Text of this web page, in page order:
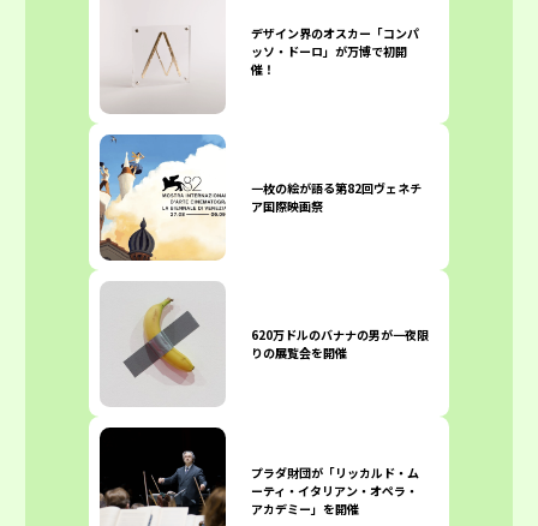
デザイン界のオスカー「コンパ
ッソ・ドーロ」が万博で初開
催！
一枚の絵が語る第82回ヴェネチ
ア国際映画祭
620万ドルのバナナの男が一夜限
りの展覧会を開催
プラダ財団が「リッカルド・ム
ーティ・イタリアン・オペラ・
アカデミー」を開催